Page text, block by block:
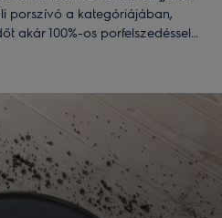
porszívó a kategóriájában,
akár 100%-os porfelszedéssel